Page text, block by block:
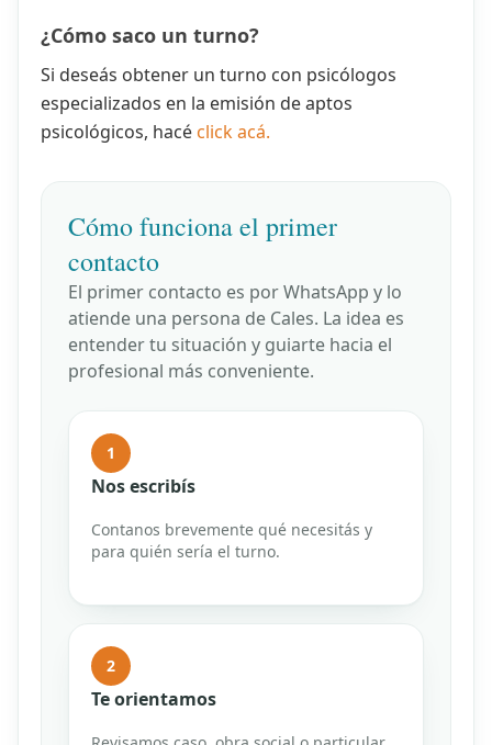
¿Cómo saco un turno?
Si deseás obtener un turno con psicólogos
especializados en la emisión de aptos
psicológicos, hacé click acá.
Cómo funciona el primer
contacto
El primer contacto es por WhatsApp y lo
atiende una persona de Cales. La idea es
entender tu situación y guiarte hacia el
profesional más conveniente.
1
Nos escribís
Contanos brevemente qué necesitás y
para quién sería el turno.
2
Te orientamos